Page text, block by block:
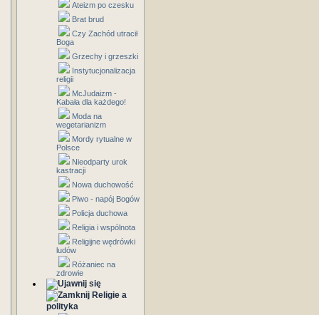
Ateizm po czesku
Brat brud
Czy Zachód utracił
Boga
Grzechy i grzeszki
Instytucjonalizacja
religii
McJudaizm -
Kabała dla każdego!
Moda na
wegetarianizm
Mordy rytualne w
Polsce
Nieodparty urok
kastracji
Nowa duchowość
Piwo - napój Bogów
Policja duchowa
Religia i wspólnota
Religijne wędrówki
ludów
Różaniec na
zdrowie
Religie a
polityka